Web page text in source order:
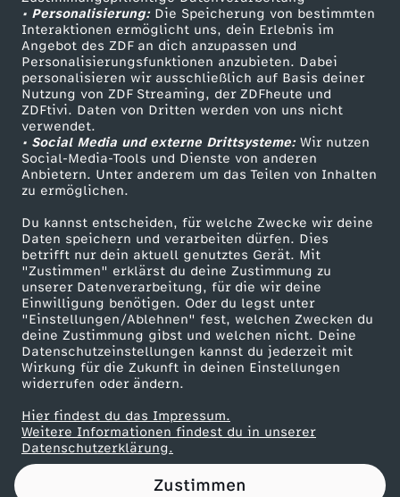
• Personalisierung:Die Speicherung von bestimmten
Interaktionen ermöglicht uns, dein Erlebnis im
Angebot des ZDF an dich anzupassen und
Personalisierungsfunktionen anzubieten. Dabei
personalisieren wir ausschließlich auf Basis deiner
Nutzung von ZDF Streaming, der ZDFheute und
ZDFtivi. Daten von Dritten werden von uns nicht
verwendet.
• Social Media und externe Drittsysteme:Wir nutzen
Social-Media-Tools und Dienste von anderen
Anbietern. Unter anderem um das Teilen von Inhalten
zu ermöglichen.
Du kannst entscheiden, für welche Zwecke wir deine
Daten speichern und verarbeiten dürfen. Dies
betrifft nur dein aktuell genutztes Gerät. Mit
"Zustimmen" erklärst du deine Zustimmung zu
unserer Datenverarbeitung, für die wir deine
Einwilligung benötigen. Oder du legst unter
"Einstellungen/Ablehnen" fest, welchen Zwecken du
deine Zustimmung gibst und welchen nicht. Deine
Datenschutzeinstellungen kannst du jederzeit mit
Wirkung für die Zukunft in deinen Einstellungen
widerrufen oder ändern.
Hier findest du das Impressum.
Weitere Informationen findest du in unserer
Datenschutzerklärung.
Zustimmen
o
c
h
i
s
:
N
e
u
e
r
Sendungen A-Z
TV-Programm
Hilfe
ZDF Unternehmen
Karriere
ZDF goes Schule
Werbefernsehen
Mainzelmännchen
Partner